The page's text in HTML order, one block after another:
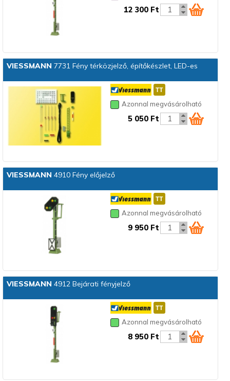
12 300 Ft
VIESSMANN 7731 Fény térközjelző, építőkészlet, LED-es
Azonnal megvásárolható
5 050 Ft
VIESSMANN 4910 Fény előjelző
Azonnal megvásárolható
9 950 Ft
VIESSMANN 4912 Bejárati fényjelző
Azonnal megvásárolható
8 950 Ft